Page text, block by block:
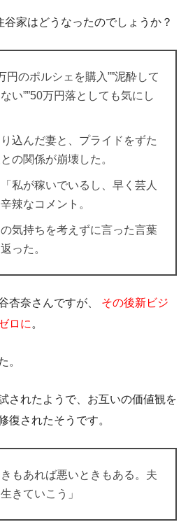
谷家はどうなったのでしょうか？
円のポルシェを購入””泥酔して
い””50万円落としても気にし
込んだ妻と、プライドをずた
の関係が崩壊した 。
私が稼いでいるし、早く芸人
辣なコメント。
気持ちを考えずに言った言葉
った。
杏奈さんですが、
その後新ビジ
ロに 。
。
されたようで、お互いの価値観を
復されたそうです。
きもあれば悪いときもある。夫
きていこう」